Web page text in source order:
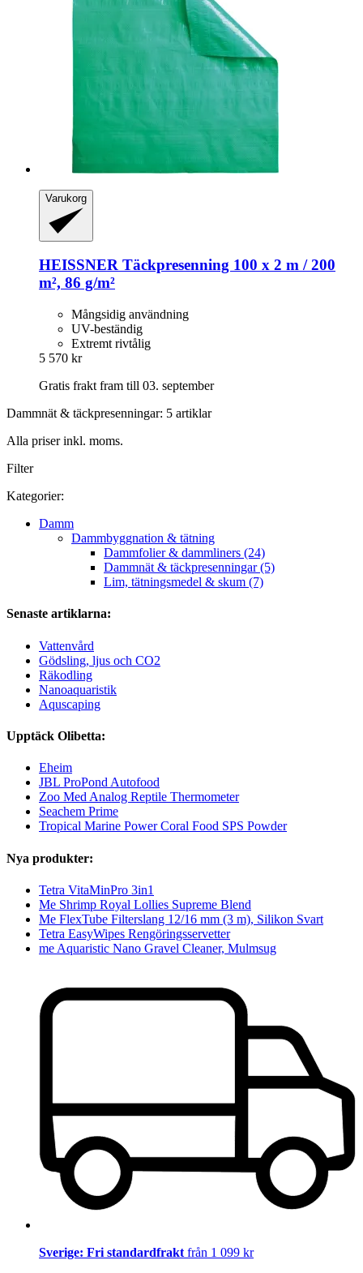
Varukorg
HEISSNER Täckpresenning 100 x 2 m / 200
m², 86 g/m²
Mångsidig användning
UV-beständig
Extremt rivtålig
5 570 kr
Gratis frakt fram till 03. september
Dammnät & täckpresenningar: 5 artiklar
Alla priser inkl. moms.
Filter
Kategorier:
Damm
Dammbyggnation & tätning
Dammfolier & dammliners (24)
Dammnät & täckpresenningar (5)
Lim, tätningsmedel & skum (7)
Senaste artiklarna:
Vattenvård
Gödsling, ljus och CO2
Räkodling
Nanoaquaristik
Aquscaping
Upptäck Olibetta:
Eheim
JBL ProPond Autofood
Zoo Med Analog Reptile Thermometer
Seachem Prime
Tropical Marine Power Coral Food SPS Powder
Nya produkter:
Tetra VitaMinPro 3in1
Me Shrimp Royal Lollies Supreme Blend
Me FlexTube Filterslang 12/16 mm (3 m), Silikon Svart
Tetra EasyWipes Rengöringsservetter
me Aquaristic Nano Gravel Cleaner, Mulmsug
Sverige: Fri standardfrakt från 1 099 kr